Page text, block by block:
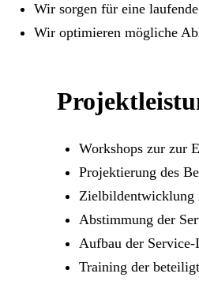
Wir sorgen für eine
Wir optimieren mögliche
Workshops zur zur
Projektierung des
Zielbildentwicklung
Abstimmung der
Aufbau der
Training der